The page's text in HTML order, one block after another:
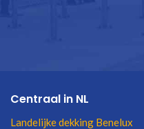
Centraal in NL
Landelijke dekking Benelux